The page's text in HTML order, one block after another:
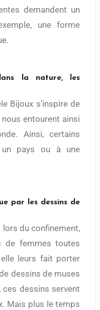
demandent un
une forme
la nature, les
entourent ainsi
Ainsi, certains
pays ou à une
par les dessins de
de femmes toutes
leurs fait porter
dessins de muses
ces dessins servent
Mais plus le temps